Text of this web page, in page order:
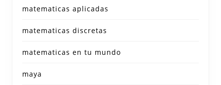
matematicas aplicadas
matematicas discretas
matematicas en tu mundo
maya